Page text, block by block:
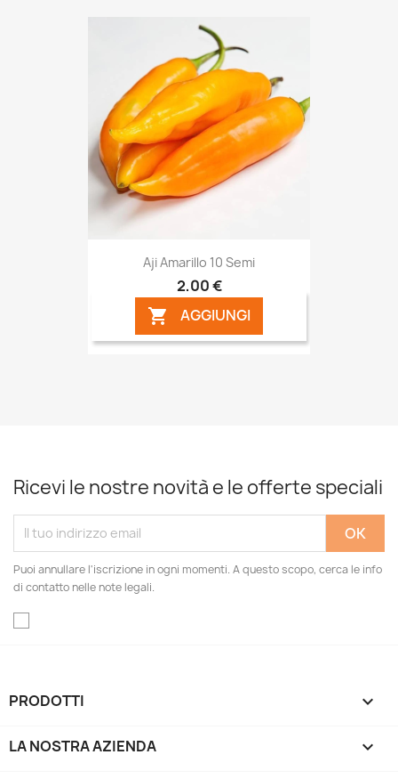
Aji Amarillo 10 Semi
2,00 €
 AGGIUNGI
Ricevi le nostre novità e le offerte speciali
Puoi annullare l'iscrizione in ogni momenti. A questo scopo, cerca le info
di contatto nelle note legali.
PRODOTTI 
LA NOSTRA AZIENDA 